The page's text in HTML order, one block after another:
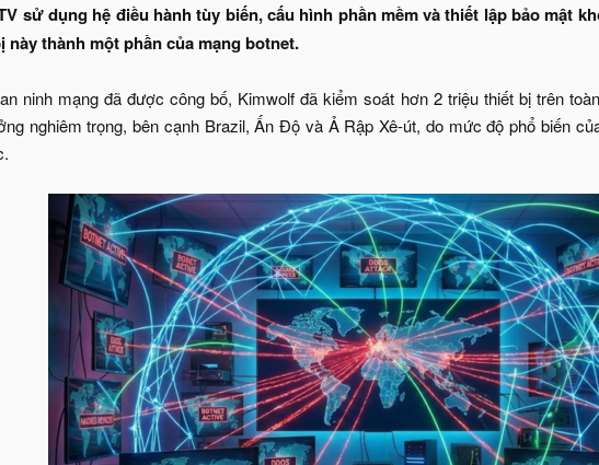
sử dụng hệ điều hành tùy biến, cấu hình phần mềm và thiết lập bảo mật
này thành một phần của mạng botnet.
ninh mạng đã được công bố, Kimwolf đã kiểm soát hơn 2 triệu thiết bị trên
nghiêm trọng, bên cạnh Brazil, Ấn Độ và Ả Rập Xê-út, do mức độ phổ biến